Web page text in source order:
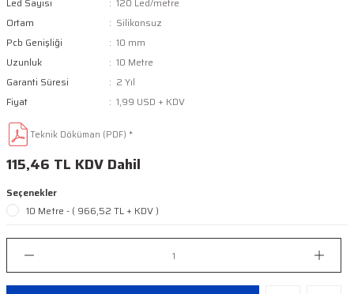
Ortam
Silikonsuz
Pcb Genişliği
10 mm
Uzunluk
10 Metre
Garanti Süresi
2 Yıl
Fiyat
1,99 USD + KDV
Teknik Döküman (PDF) *
115,46 TL KDV Dahil
Seçenekler
10 Metre - ( 966,52 TL + KDV )